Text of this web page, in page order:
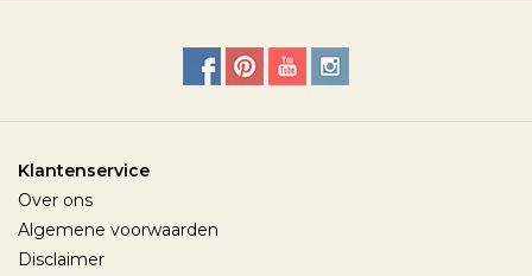
Klantenservice
Over ons
Algemene voorwaarden
Disclaimer